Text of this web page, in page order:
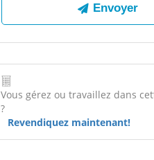
Vous gérez ou travaillez dans
?
Revendiquez maintenant!